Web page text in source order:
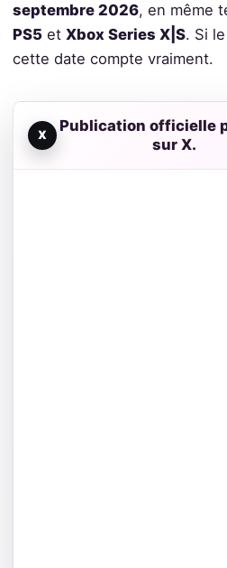
septembre 2026, en même
PS5et Xbox Series X|S. Si
cette date compte vraiment.
X
Publication officielle
sur X.